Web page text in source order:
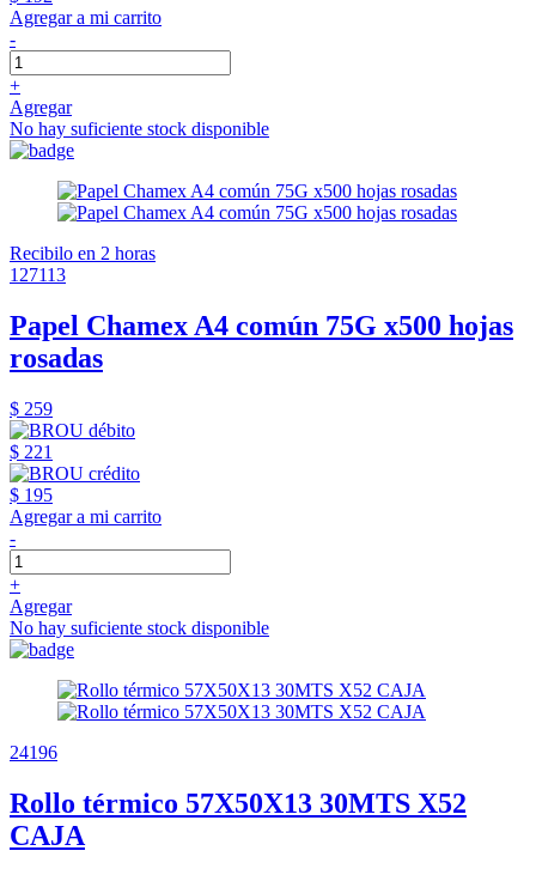
Agregar a mi carrito
-
+
Agregar
No hay suficiente stock disponible
Recibilo en 2 horas
127113
Papel Chamex A4 común 75G x500 hojas
rosadas
$ 259
$ 221
$ 195
Agregar a mi carrito
-
+
Agregar
No hay suficiente stock disponible
24196
Rollo térmico 57X50X13 30MTS X52
CAJA